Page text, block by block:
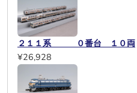
２１１系 ０番台 １０両
¥26,928